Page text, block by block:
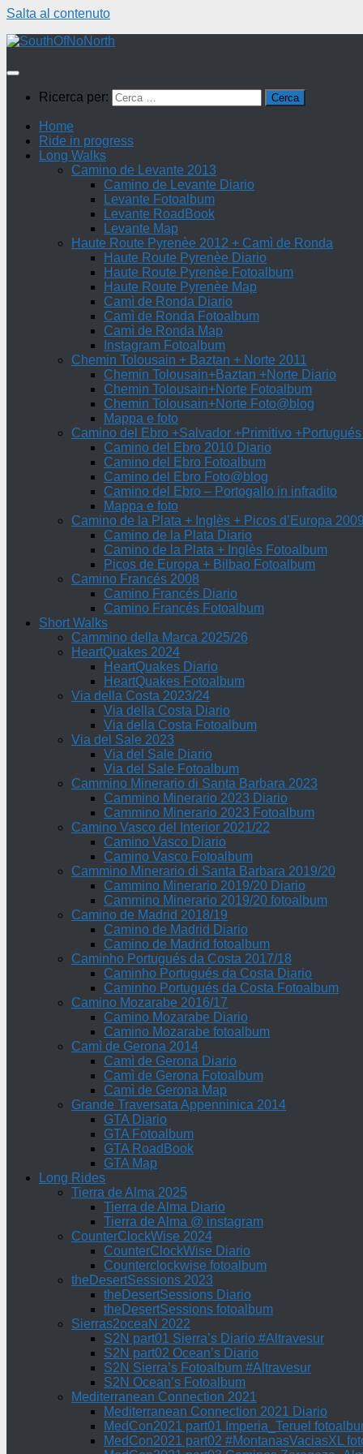
Salta al contenuto
Ricerca per:
Home
Ride in progress
Long Walks
Camino de Levante 2013
Camino de Levante Diario
Levante Fotoalbum
Levante RoadBook
Levante Map
Haute Route Pyrenèe 2012 + Camì de Ronda
Haute Route Pyrenèe Diario
Haute Route Pyrenèe Fotoalbum
Haute Route Pyrenèe Map
Camì de Ronda Diario
Camì de Ronda Fotoalbum
Camì de Ronda Map
Instagram Fotoalbum
Chemin Tolousain + Baztan + Norte 2011
Chemin Tolousain+Baztan +Norte Diario
Chemin Tolousain+Norte Fotoalbum
Chemin Tolousain+Norte Foto@blog
Mappa e foto
Camino del Ebro +Salvador +Primitivo
Camino del Ebro 2010 Diario
Camino del Ebro Fotoalbum
Camino del Ebro Foto@blog
Camino del Ebro – Portogallo in infradito
Mappa e foto
Camino de la Plata + Inglès + Picos d’Europa 2009
Camino de la Plata Diario
Camino de la Plata + Inglès Fotoalbum
Picos de Europa + Bilbao Fotoalbum
Camino Francés 2008
Camino Francés Diario
Camino Francés Fotoalbum
Short Walks
Cammino della Marca 2025/26
HeartQuakes 2024
HeartQuakes Diario
HeartQuakes Fotoalbum
Via della Costa 2023/24
Via della Costa Diario
Via della Costa Fotoalbum
Via del Sale 2023
Via del Sale Diario
Via del Sale Fotoalbum
Cammino Minerario di Santa Barbara 2023
Cammino Minerario 2023 Diario
Cammino Minerario 2023 Fotoalbum
Camino Vasco del Interior 2021/22
Camino Vasco Diario
Camino Vasco Fotoalbum
Cammino Minerario di Santa Barbara 2019/20
Cammino Minerario 2019/20 Diario
Cammino Minerario 2019/20 fotoalbum
Camino de Madrid 2018/19
Camino de Madrid Diario
Camino de Madrid fotoalbum
Caminho Portugués da Costa 2017/18
Caminho Portugués da Costa Diario
Caminho Portugués da Costa Fotoalbum
Camino Mozarabe 2016/17
Camino Mozarabe Diario
Camino Mozarabe fotoalbum
Camì de Gerona 2014
Camì de Gerona Diario
Camì de Gerona Fotoalbum
Camì de Gerona Map
Grande Traversata Appenninica 2014
GTA Diario
GTA Fotoalbum
GTA RoadBook
GTA Map
Long Rides
Tierra de Alma 2025
Tierra de Alma Diario
Tierra de Alma @ instagram
CounterClockWise 2024
CounterClockWise Diario
Counterclockwise fotoalbum
theDesertSessions 2023
theDesertSessions Diario
theDesertSessions fotoalbum
Sierras2oceaN 2022
S2N part01 Sierra’s Diario #Altravesur
S2N part02 Ocean’s Diario
S2N Sierra’s Fotoalbum #Altravesur
S2N Ocean’s Fotoalbum
Mediterranean Connection 2021
Mediterranean Connection 2021 Diario
MedCon2021 part01 Imperia_Teruel
MedCon2021 part02 #MontanasVaciasXL